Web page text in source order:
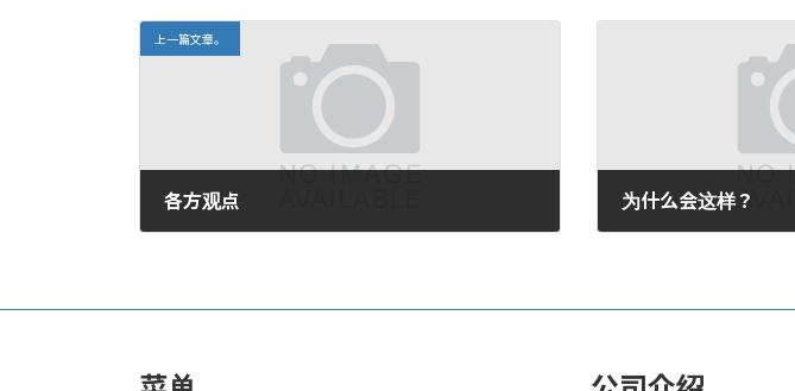
上一篇文章。
各方观点 为什么会这样？